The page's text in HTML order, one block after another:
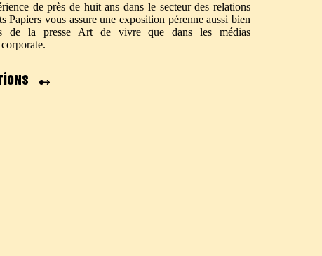
de près de huit ans dans le secteur des relations
Papiers vous assure une exposition pérenne aussi bien
de la presse Art de vivre que dans les médias